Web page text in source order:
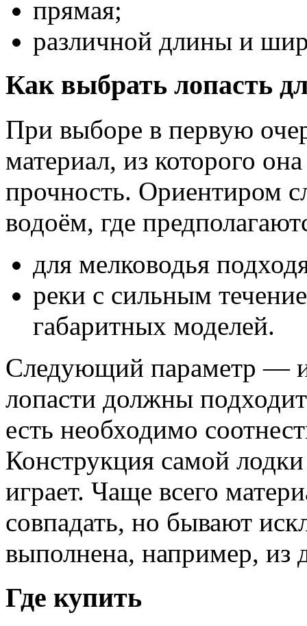
прямая;
различной длины и
Как выбрать лопасть
При выборе в первую
материал, из которого
прочность. Ориентиром
водоём, где
для мелководья
реки с сильным
габаритных моделей.
Следующий параметр —
лопасти должны
есть необходимо
Конструкция самой
играет. Чаще всего
совпадать, но бывают
выполнена, например, из
Где купить